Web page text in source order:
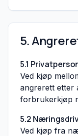
5.
5.1
Ved kjøp
angrerett etter
forbrukerkjøp
5.2
Ved kjøp fra